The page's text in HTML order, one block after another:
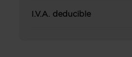
I.V.A. deducible